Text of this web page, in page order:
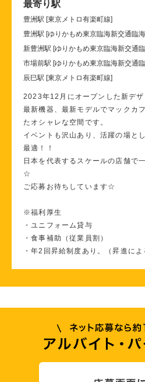
最寄り駅
豊洲駅 [東京メトロ有楽町線]
豊洲駅 [ゆりかもめ東京臨海新交通臨
新豊洲駅 [ゆりかもめ東京臨海新交通
市場前駅 [ゆりかもめ東京臨海新交通
辰巳駅 [東京メトロ有楽町線]
2023年12月にオープンした新デザ
最新機器、最新モデルでマックカ
たオシャレな空間です。
イベントも沢山あり、活躍の場と
最適！！
日本を代表するスケールの店舗で
☆
ご応募お待ちしています☆
※福利厚生
・ユニフォーム貸与
・食事補助（従業員割）
・年2回昇給制度あり。（昇進によ